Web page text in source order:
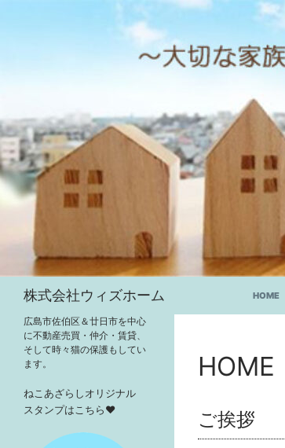
ス
キ
ッ
プ
株式会社ウィズホーム HOME
HOME
ご挨拶
広島市佐伯区＆廿日市を中心
に不動産売買・仲介・賃貸、
そして時々猫の保護もしてい
ます。
ねこあざらしオリジナル
スタンプはこちら♥